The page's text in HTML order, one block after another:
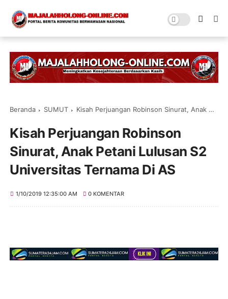
Beranda SUMUT Kisah Perjuangan Robinson Sinurat, Anak Petani Lulusan S2 Universitas Ternama Di AS
Kisah Perjuangan Robinson
Sinurat, Anak Petani Lulusan S2
Universitas Ternama Di AS
1/10/2019 12:35:00 AM 0 KOMENTAR